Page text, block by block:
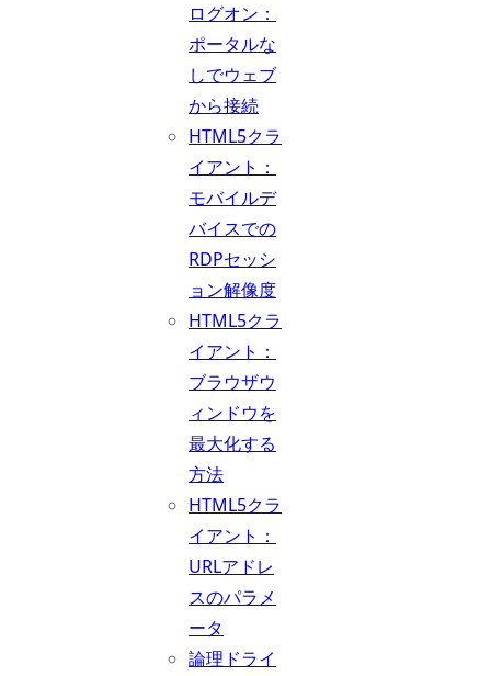
ログオン：
ポータルな
しでウェブ
から接続
HTML5クラ
イアント：
モバイルデ
バイスでの
RDPセッシ
ョン解像度
HTML5クラ
イアント：
ブラウザウ
ィンドウを
最大化する
方法
HTML5クラ
イアント：
URLアドレ
スのパラメ
ータ
論理ドライ